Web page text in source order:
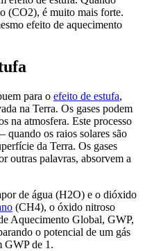
(CO2), é muito mais forte.
efeito de aquecimento
para o efeito de estufa,
na Terra. Os gases podem
na atmosfera. Este processo
– quando os raios solares são
da Terra. Os gases
outras palavras, absorvem a
de água (H2O) e o dióxido
(CH4), o óxido nitroso
Aquecimento Global, GWP,
o potencial de um gás
GWP de 1.